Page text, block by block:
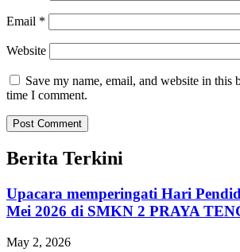
Email *
Website
Save my name, email, and website in this
time I comment.
Berita Terkini
Upacara memperingati Hari
Mei 2026 di SMKN 2 PRAYA
May 2, 2026